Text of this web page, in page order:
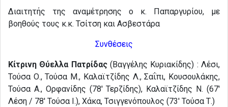
Διαιτητής της αναμέτρησης ο κ. Παπαργυρίου, με
βοηθούς τους κ.κ. Τσίτση και Ασβεστάρα
Συνθέσεις
Κίτρινη Θύελλα Πατρίδας (Βαγγέλης Κυριακίδης) : Λέσι,
Τούσα Ο., Τούσα Μ., Καλαϊτζίδης Λ., Σαΐπι, Κουσουλάκης,
Τούσα Α., Ορφανίδης (78′ Τερζίδης), Καλαϊτζίδης Ν. (67′
Λέση / 78′ Τούσα Ι.), Χάκα, Τσιγγενόπουλος (73′ Τούσα Τ.)